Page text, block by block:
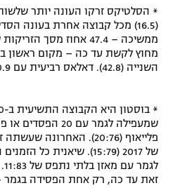
(16.5) מכל קבוצה אחרת בעונה
ממשיכה – 47.4 אחוז מסך
מחוץ לקשת עד כה – מקום ראשון
השנייה (42.8). דאלאס רביעית עם 40.9.
שמעפילה לגמר עם
פלייאוף (20:76). האחרונה